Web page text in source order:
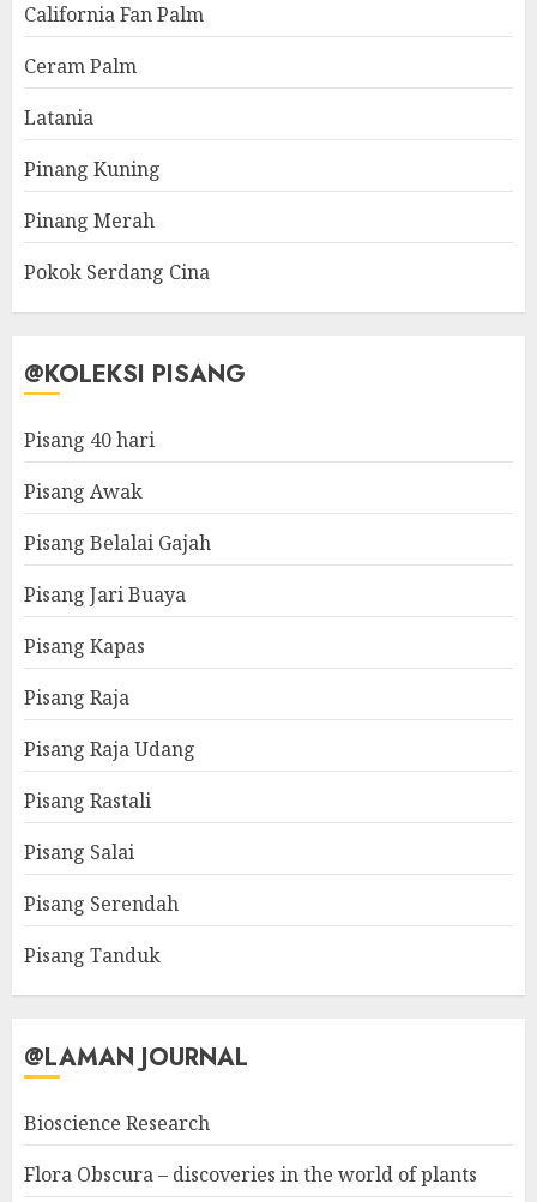
California Fan Palm
Ceram Palm
Latania
Pinang Kuning
Pinang Merah
Pokok Serdang Cina
@KOLEKSI PISANG
Pisang 40 hari
Pisang Awak
Pisang Belalai Gajah
Pisang Jari Buaya
Pisang Kapas
Pisang Raja
Pisang Raja Udang
Pisang Rastali
Pisang Salai
Pisang Serendah
Pisang Tanduk
@LAMAN JOURNAL
Bioscience Research
Flora Obscura – discoveries in the world of plants